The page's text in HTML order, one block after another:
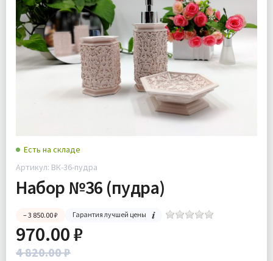
Есть на складе
Артикул: ВК-36-пудра
Набор №36 (пудра)
– 3 850.00 ₽ Гарантия лучшей цены
970.00 ₽
4 820.00 ₽